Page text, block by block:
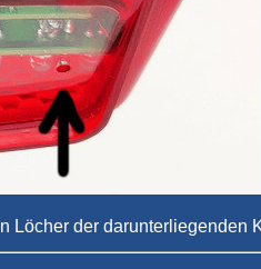
der darunterliegenden